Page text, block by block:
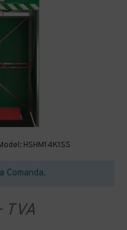
HSHM14K1SS
Comanda.
TVA